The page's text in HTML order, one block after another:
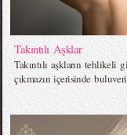
Takıntılı Aşklar
Takıntılı aşkların tehlikeli
çıkmazın içerisinde